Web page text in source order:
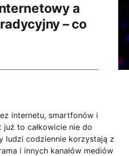
a
– co
internetu, smartfonów i
to całkowicie nie do
ludzi codziennie korzystają z
i innych kanałów mediów